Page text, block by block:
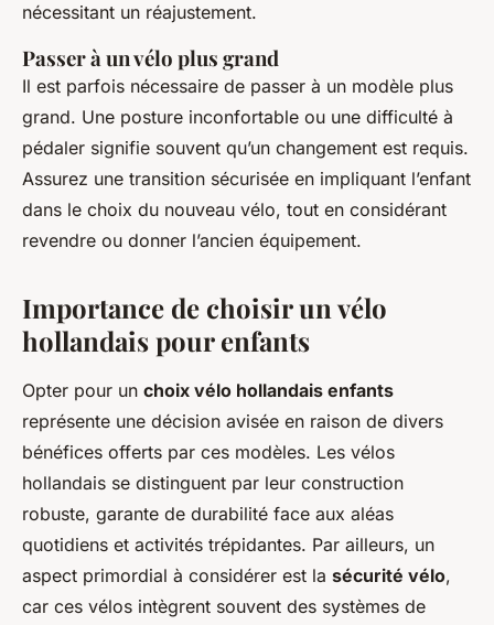
nécessitant un réajustement.
Passer à un vélo plus grand
Il est parfois nécessaire de passer à un modèle plus
grand. Une posture inconfortable ou une difficulté à
pédaler signifie souvent qu’un changement est requis.
Assurez une transition sécurisée en impliquant l’enfant
dans le choix du nouveau vélo, tout en considérant
revendre ou donner l’ancien équipement.
Importance de choisir un vélo
hollandais pour enfants
Opter pour un choix vélo hollandais enfants
représente une décision avisée en raison de divers
bénéfices offerts par ces modèles. Les vélos
hollandais se distinguent par leur construction
robuste, garante de durabilité face aux aléas
quotidiens et activités trépidantes. Par ailleurs, un
aspect primordial à considérer est la sécurité vélo,
car ces vélos intègrent souvent des systèmes de